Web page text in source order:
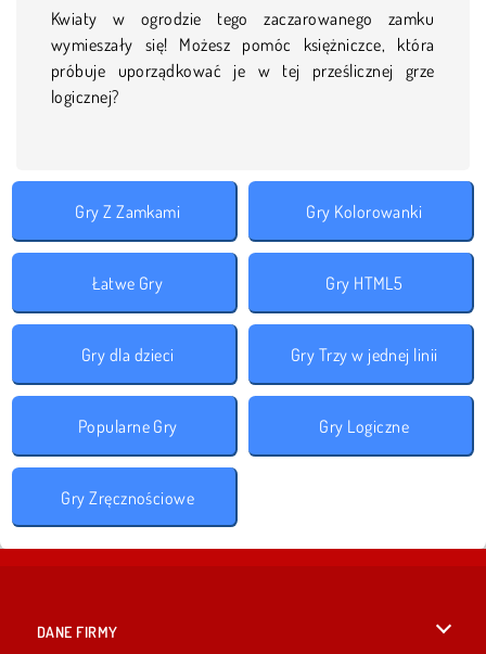
Kwiaty w ogrodzie tego zaczarowanego zamku
wymieszały się! Możesz pomóc księżniczce, która
próbuje uporządkować je w tej prześlicznej grze
logicznej?
Gry Z Zamkami Gry Kolorowanki
Łatwe Gry Gry HTML5
Gry dla dzieci Gry Trzy w jednej linii
Popularne Gry Gry Logiczne
Gry Zręcznościowe
DANE FIRMY